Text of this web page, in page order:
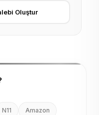
Oluştur
N11 Amazon